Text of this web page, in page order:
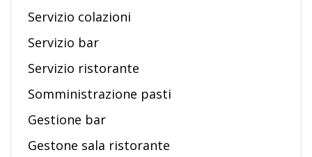
Servizio colazioni
Servizio bar
Servizio ristorante
Somministrazione pasti
Gestione bar
Gestone sala ristorante